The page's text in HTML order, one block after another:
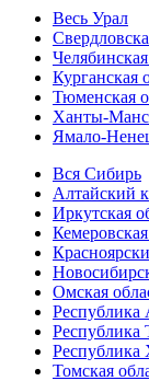
Весь Урал
Курганская
Тюменская
Ханты-
Ямало-
Вся Сибирь
Алтайский
Иркутская
Омская
Республика
Республика
Республика
Томская